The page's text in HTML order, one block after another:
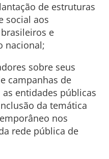
de estruturas
social aos
e
nacional;
sobre seus
campanhas de
entidades públicas
da temática
nos
rede pública de